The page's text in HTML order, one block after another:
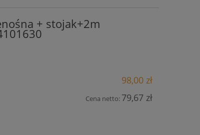
+ stojak+2m
98,00 zł
Cena netto: 79,67 zł